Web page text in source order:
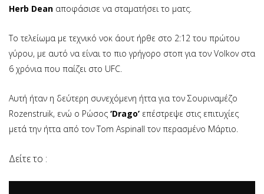
Herb Dean αποφάσισε να σταματήσει το ματς.
Το τελείωμα με τεχνικό νοκ άουτ ήρθε στο 2:12 του πρώτου
γύρου, με αυτό να είναι το πιο γρήγορο στοπ για τον Volkov στα
6 χρόνια που παίζει στο UFC.
Aυτή ήταν η δεύτερη συνεχόμενη ήττα για τον Σουριναμέζο
Rozenstruik, ενώ ο Ρώσος ‘Drago’ επέστρεψε στις επιτυχίες
μετά την ήττα από τον Tom Aspinall τον περασμένο Μάρτιο.
Δείτε το :